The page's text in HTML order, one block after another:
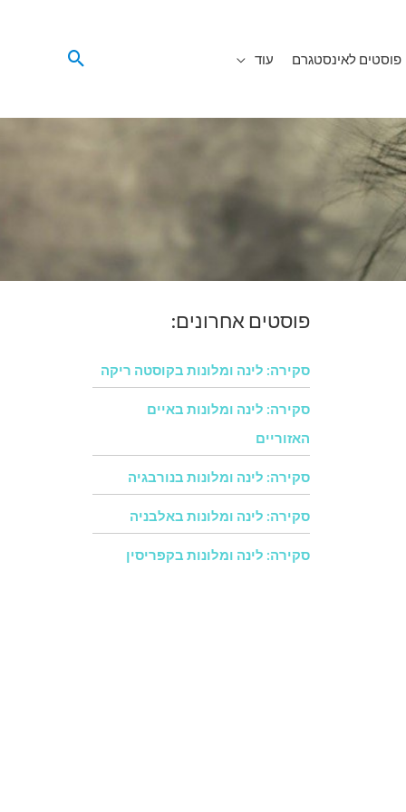
פוסטים לאינסטגרם עוד
פוסטים אחרונים:
סקירה: לינה ומלונות בקוסטה ריקה
סקירה: לינה ומלונות באיים
האזוריים
סקירה: לינה ומלונות בנורבגיה
סקירה: לינה ומלונות באלבניה
סקירה: לינה ומלונות בקפריסין